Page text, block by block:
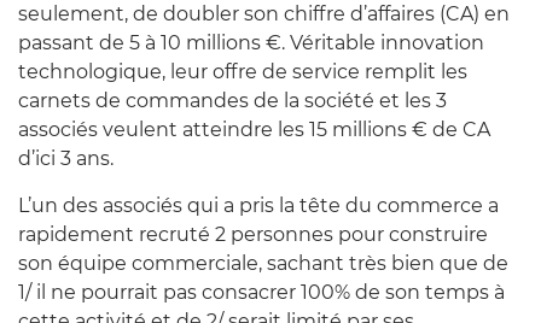
seulement, de doubler son chiffre d’affaires (CA) en
passant de 5 à 10 millions €. Véritable innovation
technologique, leur offre de service remplit les
carnets de commandes de la société et les 3
associés veulent atteindre les 15 millions € de CA
d’ici 3 ans.
L’un des associés qui a pris la tête du commerce a
rapidement recruté 2 personnes pour construire
son équipe commerciale, sachant très bien que de
1/ il ne pourrait pas consacrer 100% de son temps à